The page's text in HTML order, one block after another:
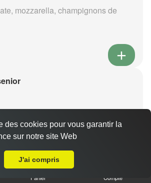
mozzarella, champignons de
mozzarella, champignons de
Panier Compte
des cookies pour vous garantir la
sur notre site Web
J'ai compris